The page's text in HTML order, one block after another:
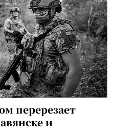
перерезает
и